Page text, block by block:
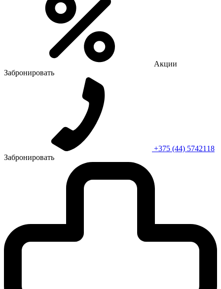
Акции
Забронировать
+375 (44) 5742118
Забронировать